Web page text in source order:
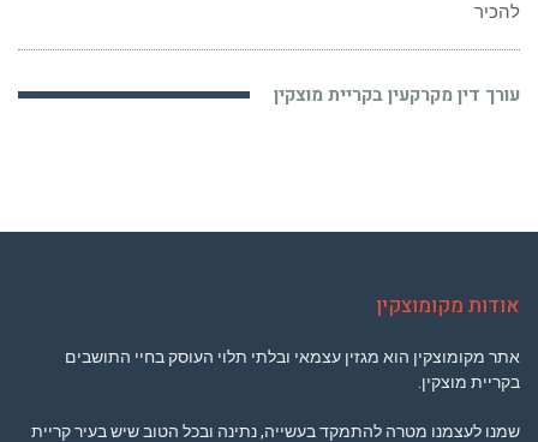
עורך דין מקרקעין בקריית מוצקין
אודות מקומוצקין
אתר מקומוצקין הוא מגזין עצמאי ובלתי תלוי העוסק בחיי התושבים
בקריית מוצקין.
שמנו לעצמנו מטרה להתמקד בעשייה, נתינה ובכל הטוב שיש בעיר קריית